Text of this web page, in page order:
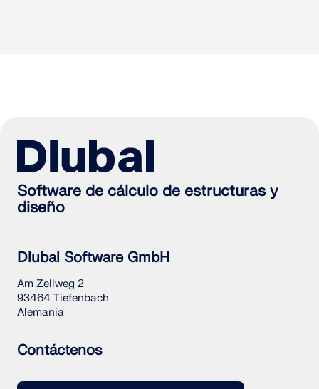
Software de cálculo de estructuras y
diseño
Dlubal Software GmbH
Am Zellweg 2
93464 Tiefenbach
Alemania
Contáctenos